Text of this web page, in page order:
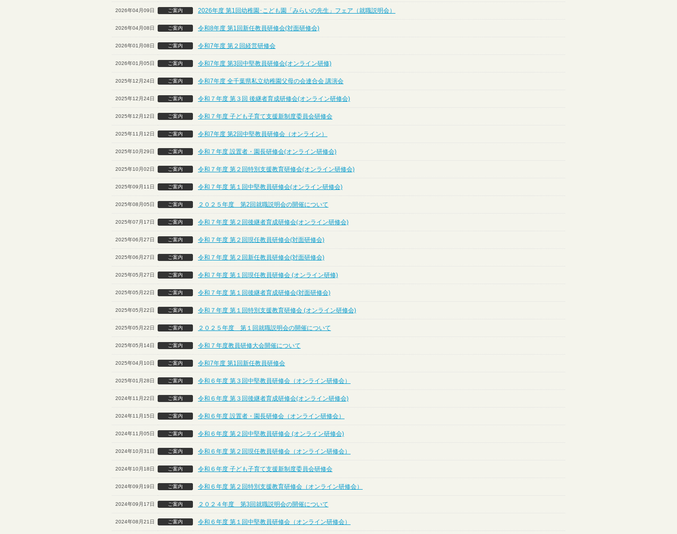
2026年04月09日 ご案内 2026年度 第1回幼稚園･こども園「みらいの先生」フェア（就職説明会）
2026年04月08日 ご案内 令和8年度 第1回新任教員研修会(対面研修会)
2026年01月08日 ご案内 令和7年度 第２回経営研修会
2026年01月05日 ご案内 令和7年度 第3回中堅教員研修会(オンライン研修)
2025年12月24日 ご案内 令和7年度 全千葉県私立幼稚園父母の会連合会 講演会
2025年12月24日 ご案内 令和７年度 第３回 後継者育成研修会(オンライン研修会)
2025年12月12日 ご案内 令和７年度 子ども子育て支援新制度委員会研修会
2025年11月12日 ご案内 令和7年度 第2回中堅教員研修会（オンライン）
2025年10月29日 ご案内 令和７年度 設置者・園長研修会(オンライン研修会)
2025年10月02日 ご案内 令和７年度 第２回特別支援教育研修会(オンライン研修会)
2025年09月11日 ご案内 令和７年度 第１回中堅教員研修会(オンライン研修会)
2025年08月05日 ご案内 ２０２５年度 第2回就職説明会の開催について
2025年07月17日 ご案内 令和７年度 第２回後継者育成研修会(オンライン研修会)
2025年06月27日 ご案内 令和７年度 第２回現任教員研修会(対面研修会)
2025年06月27日 ご案内 令和７年度 第２回新任教員研修会(対面研修会)
2025年05月27日 ご案内 令和７年度 第１回現任教員研修会 (オンライン研修)
2025年05月22日 ご案内 令和７年度 第１回後継者育成研修会(対面研修会)
2025年05月22日 ご案内 令和７年度 第１回特別支援教育研修会 (オンライン研修会)
2025年05月22日 ご案内 ２０２５年度 第１回就職説明会の開催について
2025年05月14日 ご案内 令和７年度教員研修大会開催について
2025年04月10日 ご案内 令和7年度 第1回新任教員研修会
2025年01月28日 ご案内 令和６年度 第３回中堅教員研修会（オンライン研修会）
2024年11月22日 ご案内 令和６年度 第３回後継者育成研修会(オンライン研修会)
2024年11月15日 ご案内 令和６年度 設置者・園長研修会（オンライン研修会）
2024年11月05日 ご案内 令和６年度 第２回中堅教員研修会 (オンライン研修会)
2024年10月31日 ご案内 令和６年度 第２回現任教員研修会（オンライン研修会）
2024年10月18日 ご案内 令和６年度 子ども子育て支援新制度委員会研修会
2024年09月19日 ご案内 令和６年度 第２回特別支援教育研修会（オンライン研修会）
2024年09月17日 ご案内 ２０２４年度 第3回就職説明会の開催について
2024年08月21日 ご案内 令和６年度 第１回中堅教員研修会（オンライン研修会）